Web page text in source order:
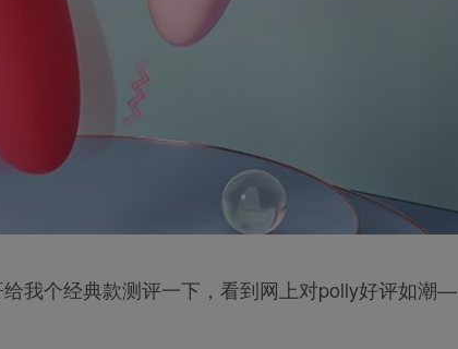
我个经典款测评一下，看到网上对polly好评如潮—